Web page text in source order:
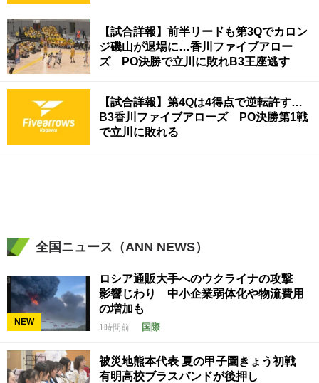
【試合詳報】前半リードも第3Qでカロン
ジ磯山が退場に…香川ファイブアロー
ズ PO決勝で立川に敗れB3王座逃す
【試合詳報】第4Qは4得点で逆転許す…
B3香川ファイブアローズ PO決勝第1戦
で立川に敗れる
全国ニュース（ANN NEWS）
NEW
ロシア通販大手へのウクライナの攻撃
影響じわり 中小企業弱体化や物流費用
の増加も
1時間前 国際
被災地熊本代表 夏の甲子園きょう初戦
有明高校ブラスバンドが後押し